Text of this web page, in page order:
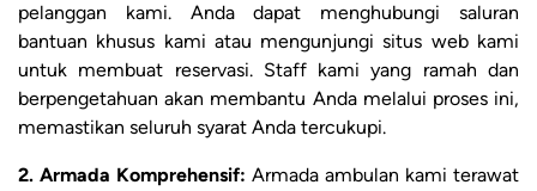
pelanggan kami. Anda dapat menghubungi saluran
bantuan khusus kami atau mengunjungi situs web kami
untuk membuat reservasi. Staff kami yang ramah dan
berpengetahuan akan membantu Anda melalui proses ini,
memastikan seluruh syarat Anda tercukupi.
2. Armada Komprehensif: Armada ambulan kami terawat